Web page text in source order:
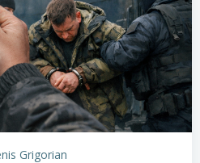
Grigorian